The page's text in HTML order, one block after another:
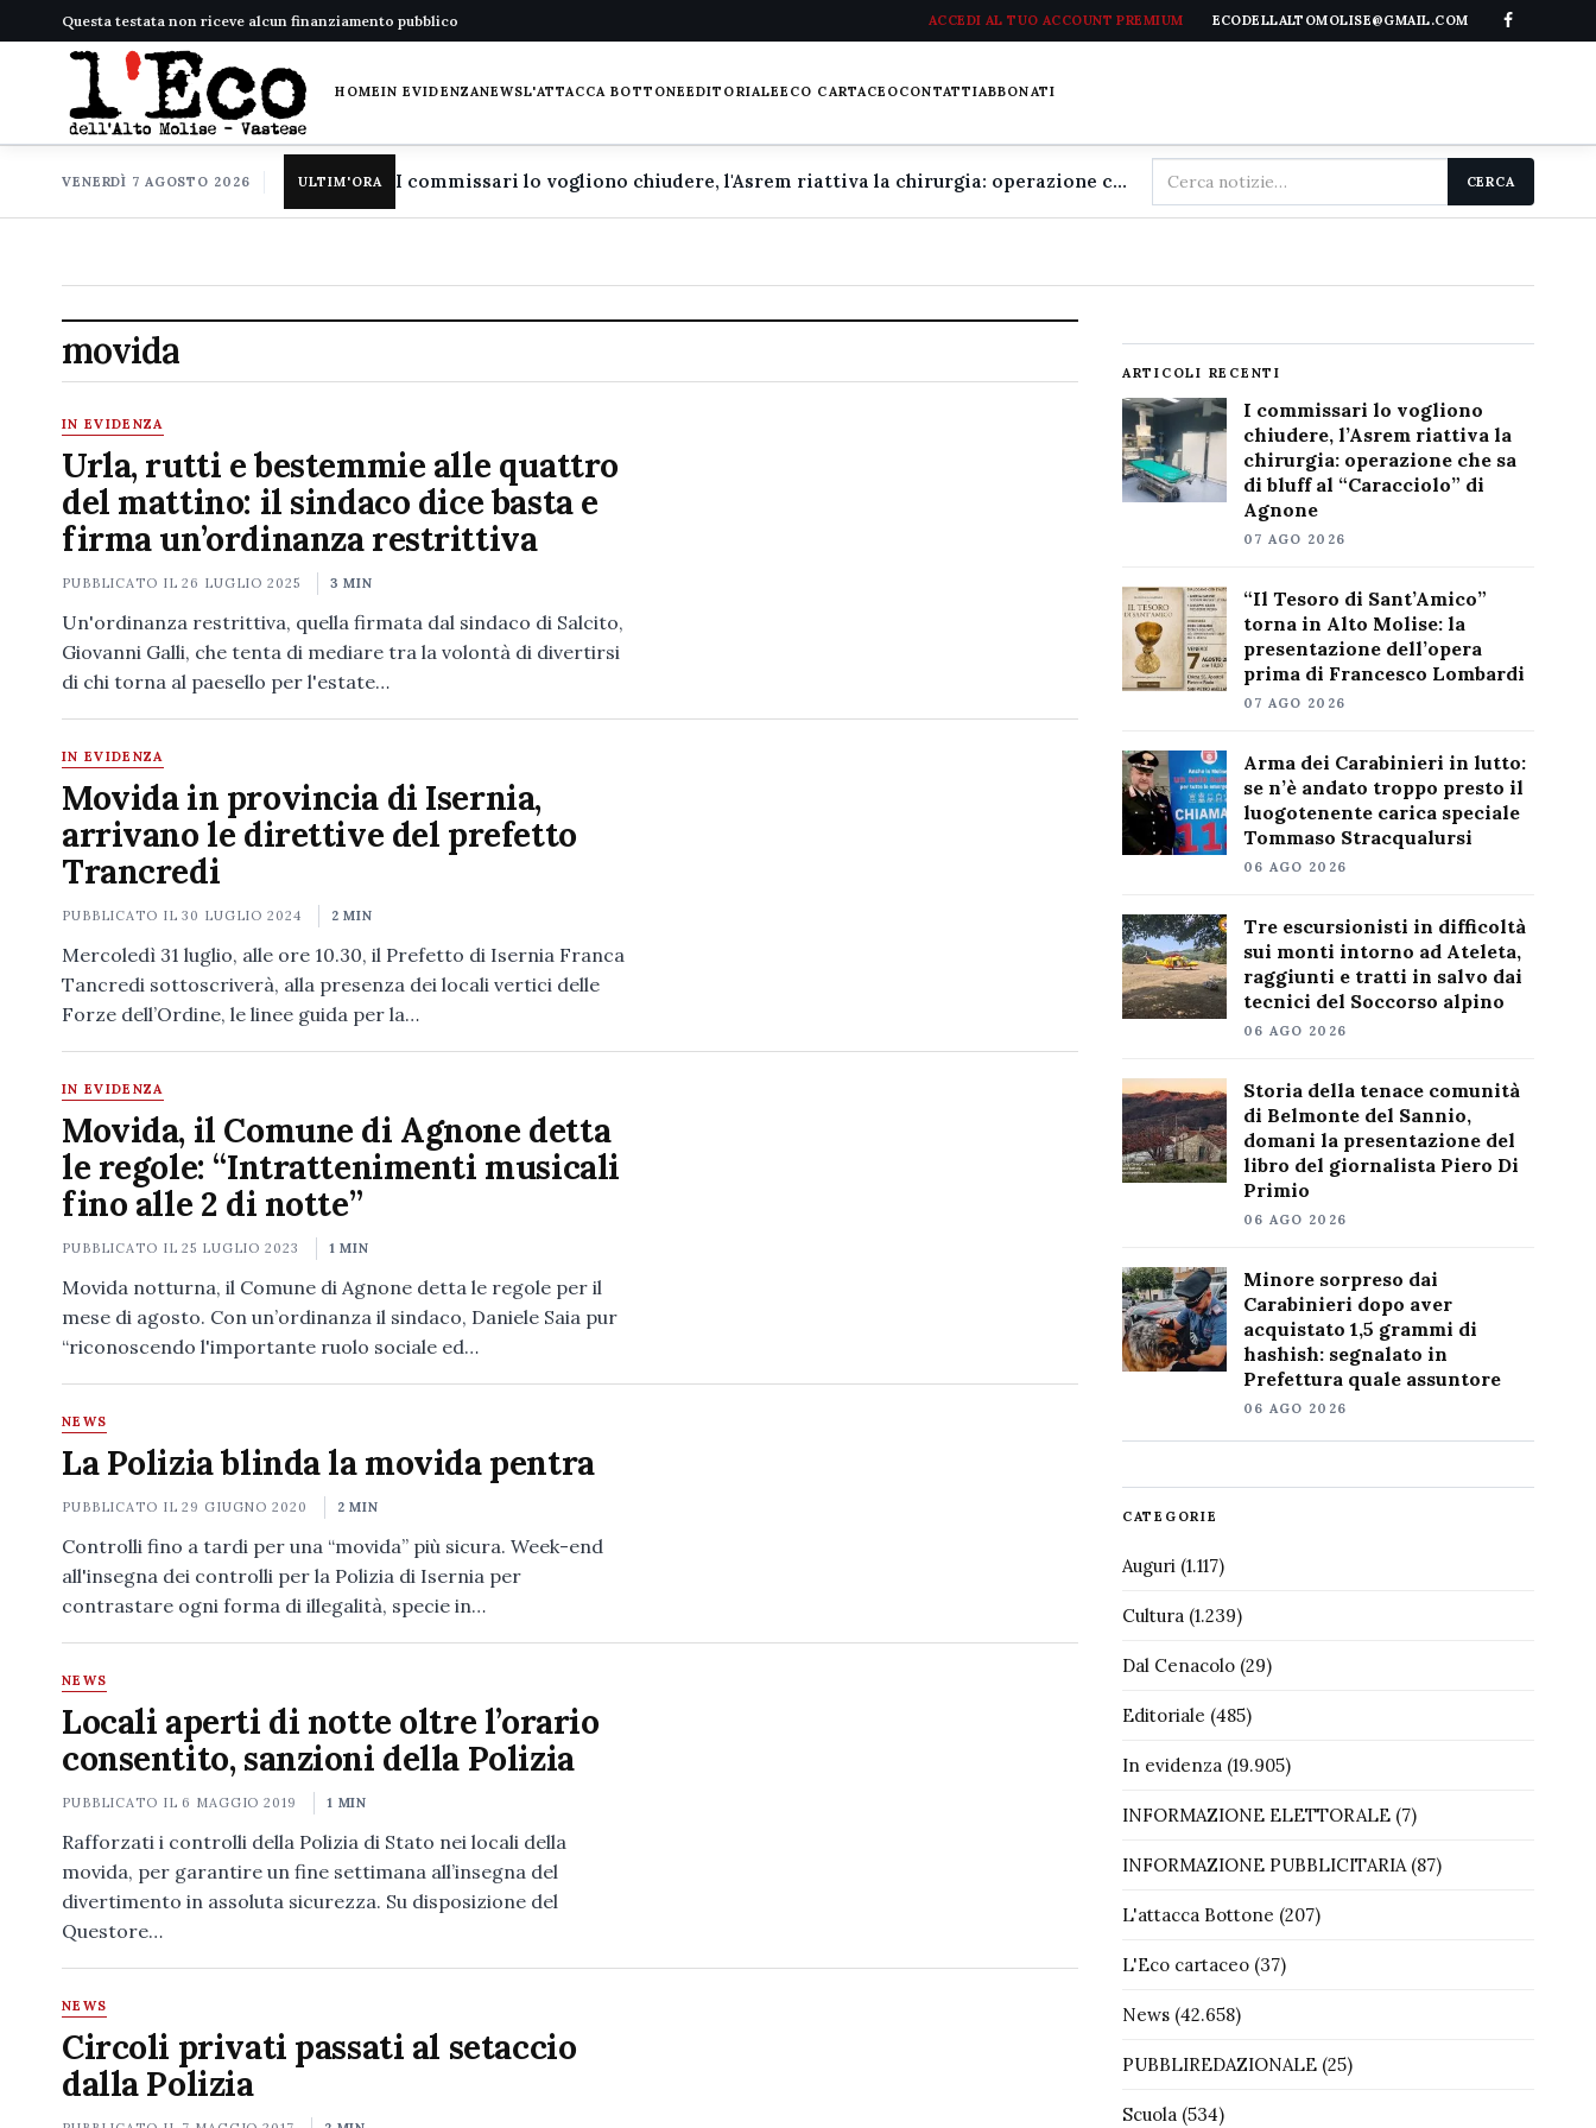
Questa testata non riceve alcun finanziamento pubblico ACCEDI AL TUO ACCOUNT PREMIUM ECODELLALTOMOLISE@GMAIL.COM
HOMEIN EVIDENZANEWSL'ATTACCA BOTTONEEDITORIALEECO CARTACEOCONTATTIABBONATI
VENERDÌ 7 AGOSTO 2026 ULTIM'ORA I commissari lo vogliono chiudere, l'Asrem riattiva la chirurgia: operazione che sa di bluff al "Caracciolo" di Agnone
Cerca
nel
CERCA
movida
IN EVIDENZA
Urla, rutti e bestemmie alle quattro
del mattino: il sindaco dice basta e
firma un’ordinanza restrittiva
PUBBLICATO IL26 LUGLIO 2025 3 MIN
Un'ordinanza restrittiva, quella firmata dal sindaco di Salcito,
Giovanni Galli, che tenta di mediare tra la volontà di divertirsi
di chi torna al paesello per l'estate…
IN EVIDENZA
Movida in provincia di Isernia,
arrivano le direttive del prefetto
Trancredi
PUBBLICATO IL30 LUGLIO 2024 2 MIN
Mercoledì 31 luglio, alle ore 10.30, il Prefetto di Isernia Franca
Tancredi sottoscriverà, alla presenza dei locali vertici delle
Forze dell’Ordine, le linee guida per la…
IN EVIDENZA
Movida, il Comune di Agnone detta
le regole: “Intrattenimenti musicali
fino alle 2 di notte”
PUBBLICATO IL25 LUGLIO 2023 1 MIN
Movida notturna, il Comune di Agnone detta le regole per il
mese di agosto. Con un’ordinanza il sindaco, Daniele Saia pur
“riconoscendo l'importante ruolo sociale ed…
NEWS
La Polizia blinda la movida pentra
PUBBLICATO IL29 GIUGNO 2020 2 MIN
Controlli fino a tardi per una “movida” più sicura. Week-end
all'insegna dei controlli per la Polizia di Isernia per
contrastare ogni forma di illegalità, specie in…
NEWS
Locali aperti di notte oltre l’orario
consentito, sanzioni della Polizia
PUBBLICATO IL 6 MAGGIO 2019 1 MIN
Rafforzati i controlli della Polizia di Stato nei locali della
movida, per garantire un fine settimana all’insegna del
divertimento in assoluta sicurezza. Su disposizione del
Questore…
NEWS
Circoli privati passati al setaccio
dalla Polizia
ARTICOLI RECENTI
I commissari lo vogliono
chiudere, l’Asrem riattiva la
chirurgia: operazione che sa
di bluff al “Caracciolo” di
Agnone
07 AGO 2026
“Il Tesoro di Sant’Amico”
torna in Alto Molise: la
presentazione dell’opera
prima di Francesco Lombardi
07 AGO 2026
Arma dei Carabinieri in lutto:
se n’è andato troppo presto il
luogotenente carica speciale
Tommaso Stracqualursi
06 AGO 2026
Tre escursionisti in difficoltà
sui monti intorno ad Ateleta,
raggiunti e tratti in salvo dai
tecnici del Soccorso alpino
06 AGO 2026
Storia della tenace comunità
di Belmonte del Sannio,
domani la presentazione del
libro del giornalista Piero Di
Primio
06 AGO 2026
Minore sorpreso dai
Carabinieri dopo aver
acquistato 1,5 grammi di
hashish: segnalato in
Prefettura quale assuntore
06 AGO 2026
CATEGORIE
Auguri(1.117)
Cultura(1.239)
Dal Cenacolo(29)
Editoriale (485)
In evidenza(19.905)
INFORMAZIONE ELETTORALE(7)
INFORMAZIONE PUBBLICITARIA(87)
L'attacca Bottone (207)
L'Eco cartaceo(37)
News(42.658)
PUBBLIREDAZIONALE(25)
Scuola(534)